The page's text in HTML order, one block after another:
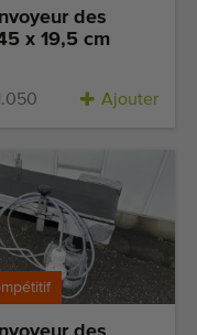
des
x 19,5 cm
Ajouter